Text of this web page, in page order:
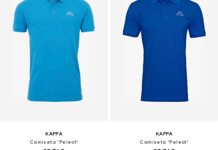
KAPPA
Camiseta 'Peleot'
KAPPA
Camiseta 'Peleot'